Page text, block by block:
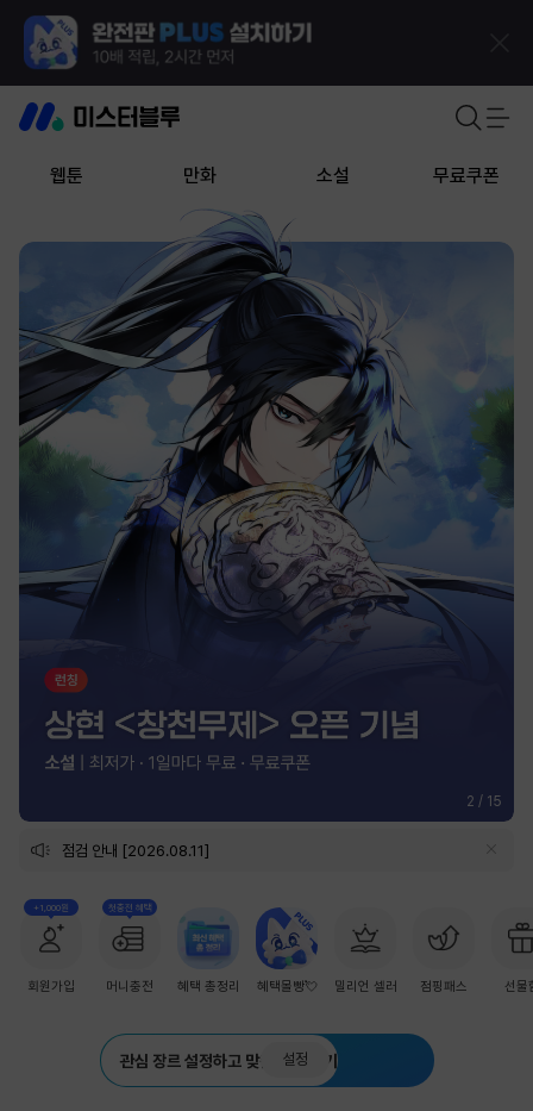
웹툰 만화 소설 무료쿠폰
2 / 15
점검 안내 [2026.08.11]
+1,000원
회원가입
첫충전 혜택
머니충전 혜택 총정리 혜택몰빵💘 밀리언 셀러 점핑패스 선물
관심 장르 설정하고 맞춤 추천 받기
설정